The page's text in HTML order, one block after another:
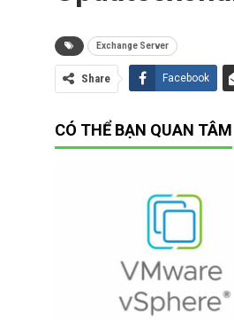
Exchange Server
Share Facebook
CÓ THỂ BẠN QUAN TÂM